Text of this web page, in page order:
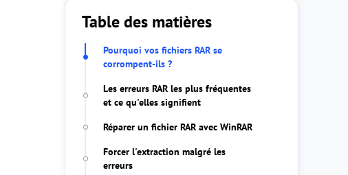
Table des matières
Pourquoi vos fichiers RAR se
corrompent-ils ?
Les erreurs RAR les plus fréquentes
et ce qu'elles signifient
Réparer un fichier RAR avec WinRAR
Forcer l'extraction malgré les
erreurs